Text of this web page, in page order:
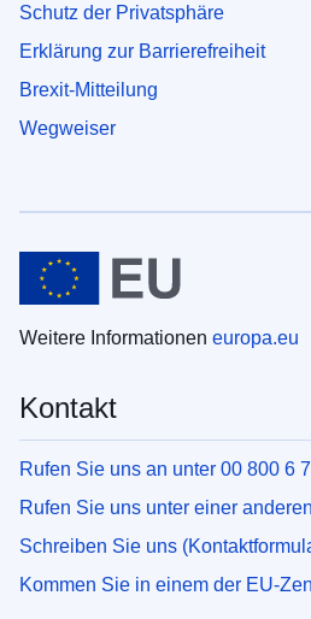
Schutz der Privatsphäre
Erklärung zur Barrierefreiheit
Brexit-Mitteilung
Wegweiser
Weitere Informationen europa.eu
Kontakt
Rufen Sie uns an unter 00 800 6
Rufen Sie uns unter einer
Schreiben Sie uns
Kommen Sie in einem der EU-